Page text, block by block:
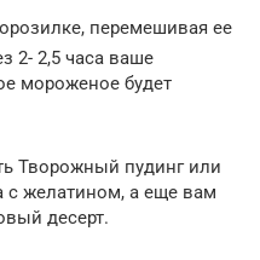
перемешивая ее
2- 2,5 часа ваше
мороженое будет
Творожный пудинг или
с желатином, а еще вам
десерт.